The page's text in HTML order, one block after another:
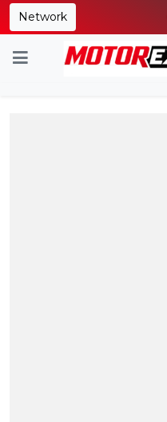
Network